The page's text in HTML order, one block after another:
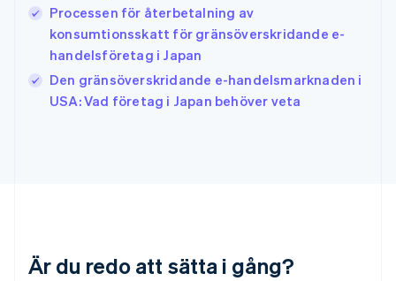
Processen för återbetalning av
konsumtionsskatt för gränsöverskridande e-
handelsföretag i Japan
Den gränsöverskridande e-handelsmarknaden i
USA: Vad företag i Japan behöver veta
Är du redo att sätta i gång?
Japan
English
EnglishFrançais
Kroatien
EnglishItaliano
Malaysia